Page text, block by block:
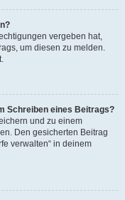
vergeben hat,
um diesen zu melden.
Schreiben eines Beitrags?
und zu einem
Den gesicherten Beitrag
verwalten“ in deinem